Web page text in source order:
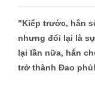
"Kiếp trước, hắn
nhưng đổi lại là
lại lần nữa, hắn
trở thành Đao